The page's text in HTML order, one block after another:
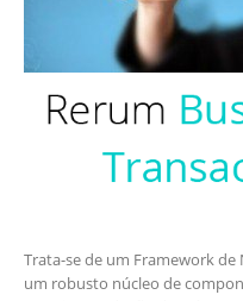
Trata-se de um Framework
um robusto núcleo de